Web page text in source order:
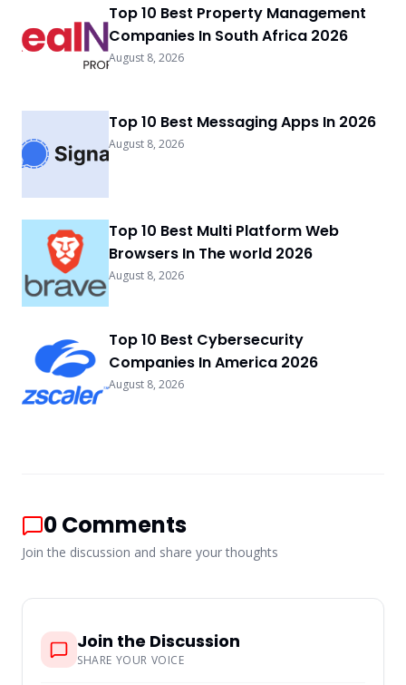
Top 10 Best Property Management
Companies In South Africa 2026
August 8, 2026
Top 10 Best Messaging Apps In 2026
August 8, 2026
Top 10 Best Multi Platform Web
Browsers In The world 2026
August 8, 2026
Top 10 Best Cybersecurity
Companies In America 2026
August 8, 2026
0Comments
Join the discussion and share your thoughts
Join the Discussion
SHARE YOUR VOICE